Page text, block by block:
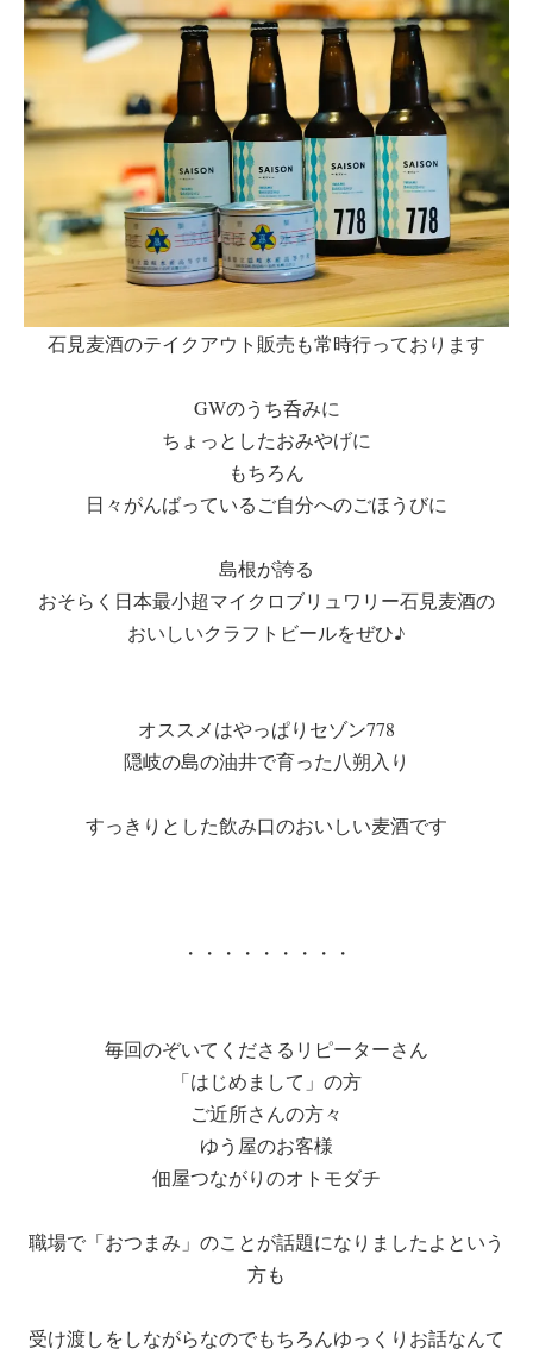
石見麦酒のテイクアウト販売も常時行っております
GWのうち呑みに
ちょっとしたおみやげに
もちろん
日々がんばっているご自分へのごほうびに
島根が誇る
おそらく日本最小超マイクロブリュワリー石見麦酒の
おいしいクラフトビールをぜひ♪
オススメはやっぱりセゾン778
隠岐の島の油井で育った八朔入り
すっきりとした飲み口のおいしい麦酒です
・・・・・・・・・
毎回のぞいてくださるリピーターさん
「はじめまして」の方
ご近所さんの方々
ゆう屋のお客様
佃屋つながりのオトモダチ
職場で「おつまみ」のことが話題になりましたよという
方も
受け渡しをしながらなのでもちろんゆっくりお話なんて